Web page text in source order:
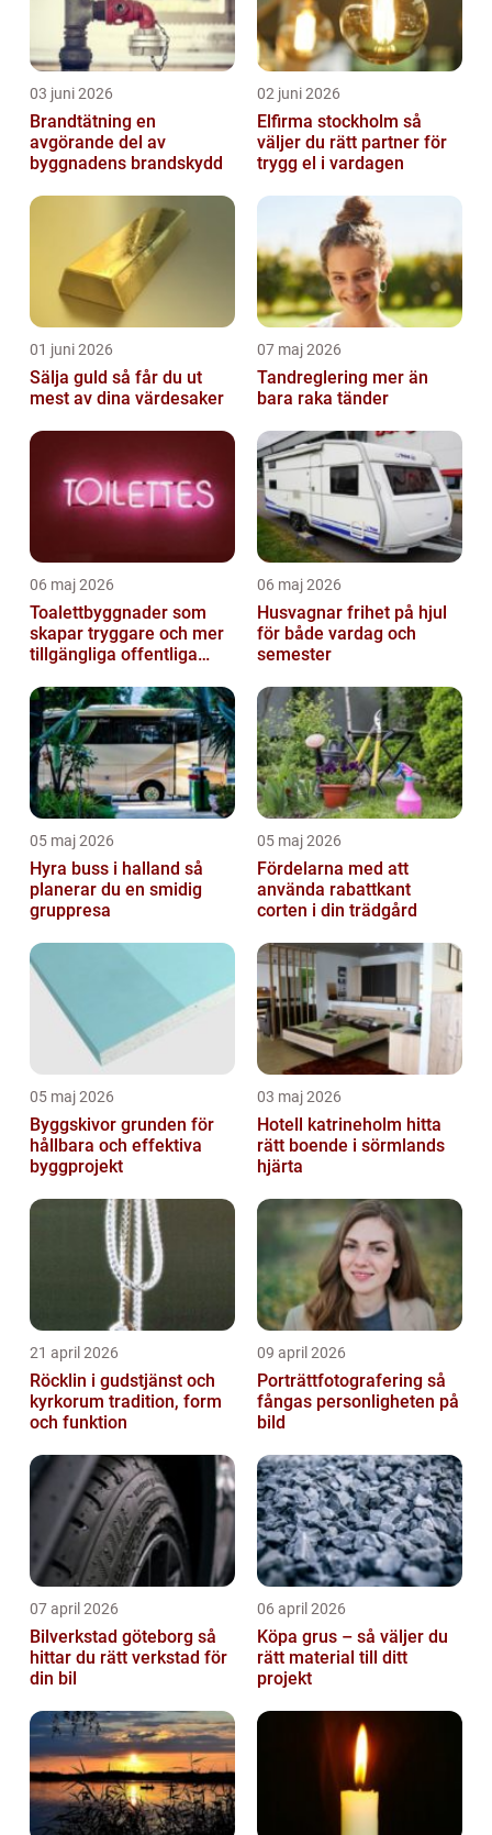
03 juni 2026
Brandtätning en
avgörande del av
byggnadens brandskydd
02 juni 2026
Elfirma stockholm så
väljer du rätt partner för
trygg el i vardagen
01 juni 2026
Sälja guld så får du ut
mest av dina värdesaker
07 maj 2026
Tandreglering mer än
bara raka tänder
06 maj 2026
Toalettbyggnader som
skapar tryggare och mer
tillgängliga offentliga
06 maj 2026
Husvagnar frihet på hjul
för både vardag och
semester
05 maj 2026
Hyra buss i halland så
planerar du en smidig
gruppresa
05 maj 2026
Fördelarna med att
använda rabattkant
corten i din trädgård
05 maj 2026
Byggskivor grunden för
hållbara och effektiva
byggprojekt
03 maj 2026
Hotell katrineholm hitta
rätt boende i sörmlands
hjärta
21 april 2026
Röcklin i gudstjänst och
kyrkorum tradition, form
och funktion
09 april 2026
Porträttfotografering så
fångas personligheten på
bild
07 april 2026
Bilverkstad göteborg så
hittar du rätt verkstad för
din bil
06 april 2026
Köpa grus – så väljer du
rätt material till ditt
projekt